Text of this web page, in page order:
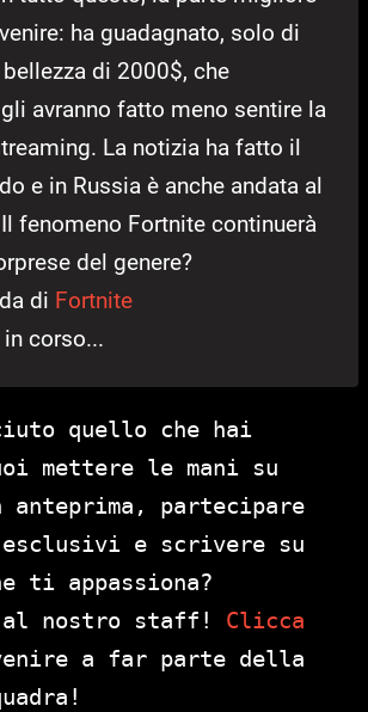
ha guadagnato, solo di
di 2000$, che
avranno fatto meno sentire la
La notizia ha fatto il
e in Russia è anche andata al
fenomeno Fortnite continuerà
del genere?
di Fortnite
corso...
quello che hai
mettere le mani su
partecipare
e scrivere su
ti appassiona?
nostro staff! Clicca
a far parte della